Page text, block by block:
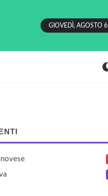
GIOVEDÌ, AGOSTO 6